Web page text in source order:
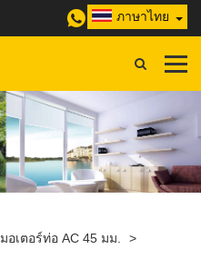
ภาษาไทย
มอเตอร์ท่อ AC 45 มม.
>